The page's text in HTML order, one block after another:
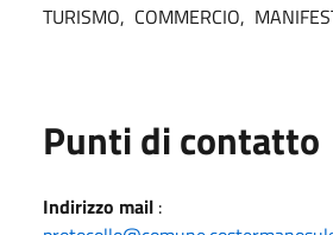
TURISMO, COMMERCIO,
Punti di contatto
Indirizzo mail :